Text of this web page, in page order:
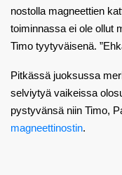
nostolla magneettien
toiminnassa ei ole ollut
Timo tyytyväisenä.
Pitkässä juoksussa
selviytyä vaikeissa
pystyvänsä niin Timo,
magneettinostin.